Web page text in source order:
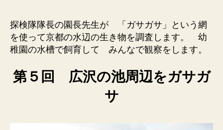
探検隊隊長の園長先生が 「ガサガサ」という網
を使って京都の水辺の生き物を調査します。 幼
稚園の水槽で飼育して みんなで観察をします。
第５回 広沢の池周辺をガサガ
サ